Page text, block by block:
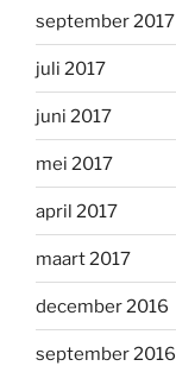
september 2017
juli 2017
juni 2017
mei 2017
april 2017
maart 2017
december 2016
september 2016